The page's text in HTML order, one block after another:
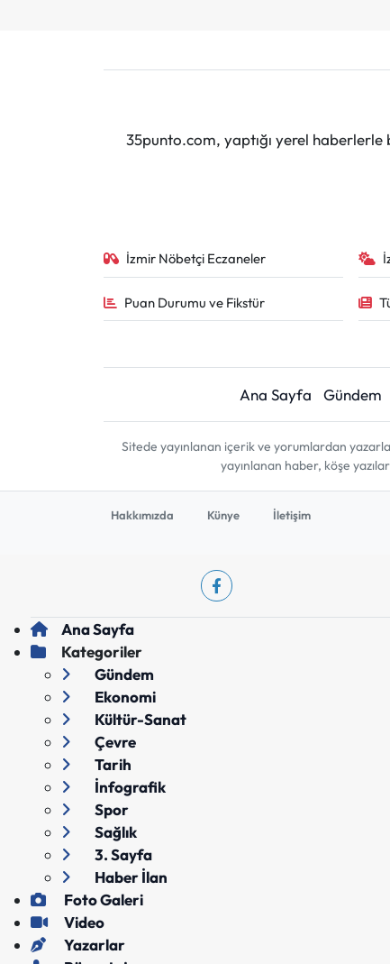
35punto.com, yaptığı yerel
İzmir Nöbetçi Eczaneler
Puan Durumu ve Fikstür
Ana Sayfa Gündem
Sitede yayınlanan içerik ve yorumlardan
yayınlanan haber, köşe
Hakkımızda Künye İletişim
Ana Sayfa
Kategoriler
Gündem
Ekonomi
Kültür-Sanat
Çevre
Tarih
İnfografik
Spor
Sağlık
3. Sayfa
Haber İlan
Foto Galeri
Video
Yazarlar